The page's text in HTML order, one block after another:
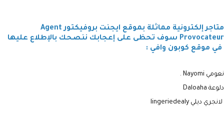
متاجر إلكترونية مماثلة بموقع ايجنت بروفيكتور Agent
Provocateur سوف تحظى على إعجابك ننصحك بالإطلاع عليها
في موقع كوبون وافي :
نعومي Nayomi
.
دلوعة Daloaha
لانجري ديلي lingeriedealy